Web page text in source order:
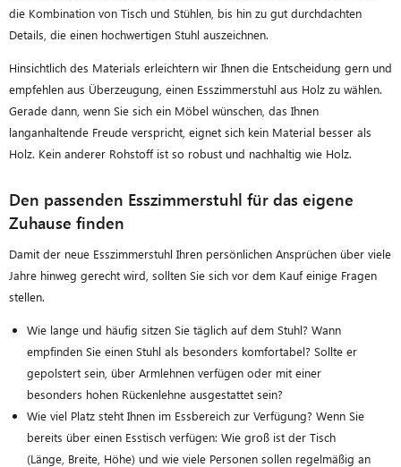
die Kombination von Tisch und Stühlen, bis hin zu gut durchdachten
Details, die einen hochwertigen Stuhl auszeichnen.
Hinsichtlich des Materials erleichtern wir Ihnen die Entscheidung gern und
empfehlen aus Überzeugung, einen Esszimmerstuhl aus Holz zu wählen.
Gerade dann, wenn Sie sich ein Möbel wünschen, das Ihnen
langanhaltende Freude verspricht, eignet sich kein Material besser als
Holz. Kein anderer Rohstoff ist so robust und nachhaltig wie Holz.
Den passenden Esszimmerstuhl für das eigene
Zuhause finden
Damit der neue Esszimmerstuhl Ihren persönlichen Ansprüchen über viele
Jahre hinweg gerecht wird, sollten Sie sich vor dem Kauf einige Fragen
stellen.
Wie lange und häufig sitzen Sie täglich auf dem Stuhl? Wann
empfinden Sie einen Stuhl als besonders komfortabel? Sollte er
gepolstert sein, über Armlehnen verfügen oder mit einer
besonders hohen Rückenlehne ausgestattet sein?
Wie viel Platz steht Ihnen im Essbereich zur Verfügung? Wenn Sie
bereits über einen Esstisch verfügen: Wie groß ist der Tisch
(Länge, Breite, Höhe) und wie viele Personen sollen regelmäßig an